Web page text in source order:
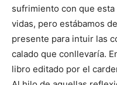
sufrimiento con que
vidas, pero estábamos
presente para intuir las
calado que conllevaría.
libro editado por el